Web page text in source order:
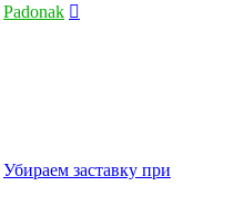
Padonak
Убираем заставку при